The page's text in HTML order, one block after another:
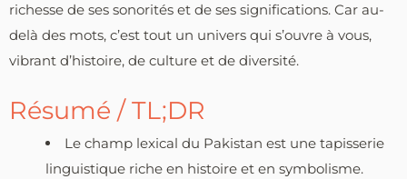
richesse de ses sonorités et de ses significations. Car au-
delà des mots, c’est tout un univers qui s’ouvre à vous,
vibrant d’histoire, de culture et de diversité.
Résumé / TL;DR
Le champ lexical du Pakistan est une tapisserie
linguistique riche en histoire et en symbolisme.